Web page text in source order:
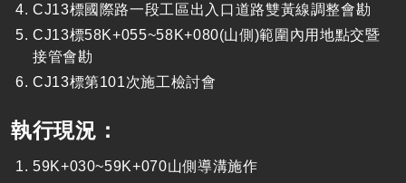
CJ13標國際路一段工區出入口道路雙黃線調整會勘
CJ13標58K+055~58K+080(山側)範圍內用地點交暨
接管會勘
CJ13標第101次施工檢討會
執行現況：
59K+030~59K+070山側導溝施作